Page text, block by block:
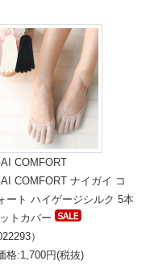
COMFORT
COMFORT ナイガイ コ
ート ハイゲージシルク 5本
トカバー
）
格:1,700円(税抜)